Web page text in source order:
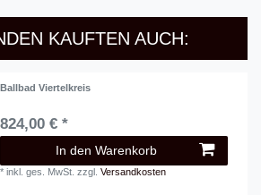
KAUFTEN AUCH:
Ballbad Viertelkreis
824,00 € *
In den Warenkorb
*inkl. ges. MwSt. zzgl.Versandkosten